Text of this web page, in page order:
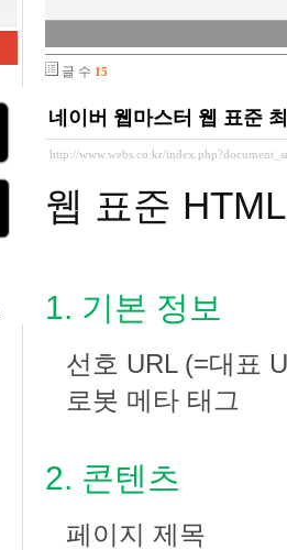
글 수 15
네이버 웹마스터 웹 표준
http://www.webs.co.kr/
웹 표준
1. 기본 정보
선호 URL (=대표
로봇 메타 태그
2. 콘텐츠
페이지 제목